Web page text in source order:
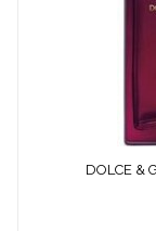
DOLCE &